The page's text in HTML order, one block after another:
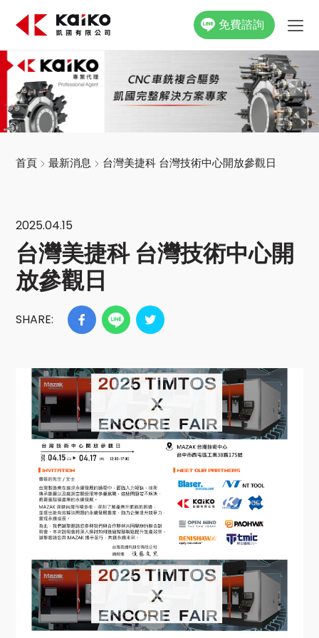
免費諮詢
關於凱國
產品資訊
最新消息
影片專區
聯絡我們
首頁 最新消息 台灣美捷科 台灣技術中心開放參觀日
2025.04.15
台灣美捷科 台灣技術中心開
放參觀日
SHARE: